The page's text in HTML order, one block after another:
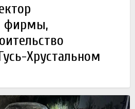
фирмы,
Хрустальном